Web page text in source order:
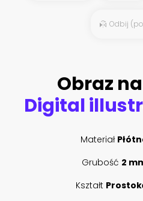
Odbij
Obraz
Materiał
Grubość 2
Kształt